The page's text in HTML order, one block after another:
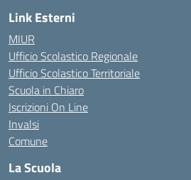
Link Esterni
MIUR
Ufficio Scolastico Regionale
Ufficio Scolastico Territoriale
Scuola in Chiaro
Iscrizioni On Line
Invalsi
Comune
La Scuola